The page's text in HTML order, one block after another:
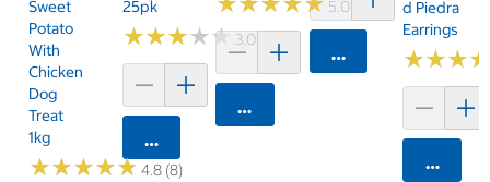
Sweet
Potato
With
Chicken
Dog
Treat
1kg
★★★★★
★★★★★4.8 (8)
25pk
★★★★★
★★★★★3.0 (1)
카트에 담기
5.0 (3)
카트에 담기
카트에 담기
D Piedra
Earrings
★★★
★★★
카트에